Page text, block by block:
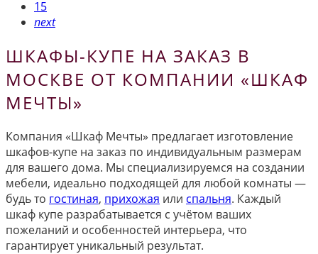
15
next
ШКАФЫ-КУПЕ НА ЗАКАЗ В
МОСКВЕ ОТ КОМПАНИИ «ШКАФ
МЕЧТЫ»
Компания «Шкаф Мечты» предлагает изготовление
шкафов-купе на заказ по индивидуальным размерам
для вашего дома. Мы специализируемся на создании
мебели, идеально подходящей для любой комнаты —
будь то гостиная, прихожая или спальня. Каждый
шкаф купе разрабатывается с учётом ваших
пожеланий и особенностей интерьера, что
гарантирует уникальный результат.